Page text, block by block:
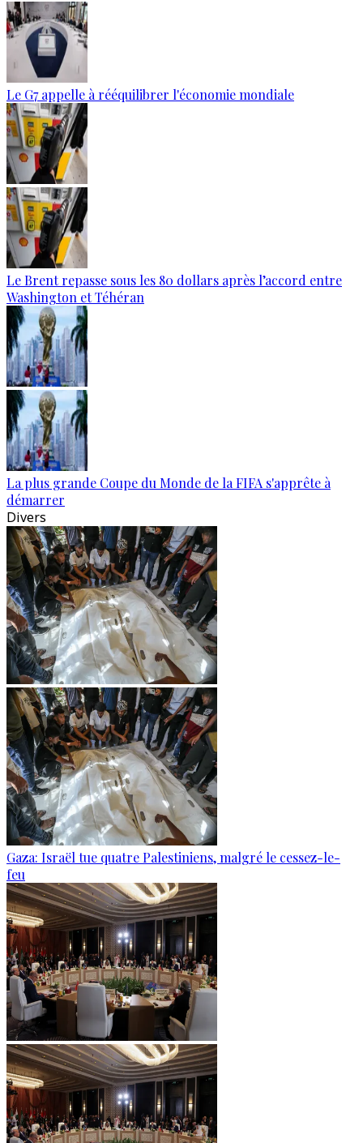
Le G7 appelle à rééquilibrer l'économie mondiale
Le Brent repasse sous les 80 dollars après l’accord entre
Washington et Téhéran
La plus grande Coupe du Monde de la FIFA s'apprête à
démarrer
Divers
Gaza: Israël tue quatre Palestiniens, malgré le cessez-le-
feu